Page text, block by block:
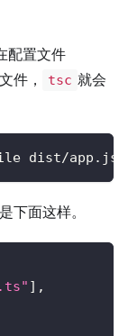
配置文件
件， tsc 就会
dist/app.js
下面这样。
] ,